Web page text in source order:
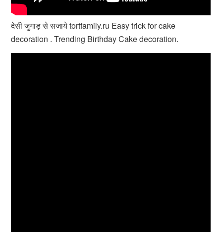
देसी जुगाड़ से सजाये tortfamily.ru Easy trick for cake
decoration . Trending Birthday Cake decoration.